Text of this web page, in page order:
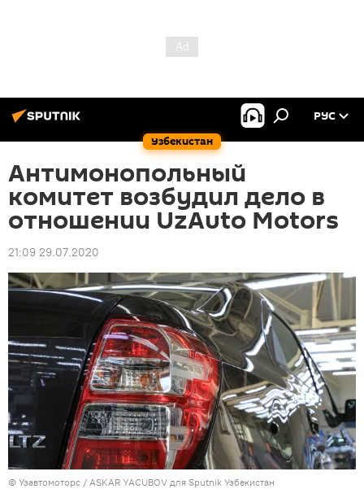
Узбекистан
РУС
Антимонопольный
комитет возбудил дело в
отношении UzAuto Motors
21:09 29.07.2020
© Узавтомоторс / ASKAR YACUBOV для Sputnik Узбекистан